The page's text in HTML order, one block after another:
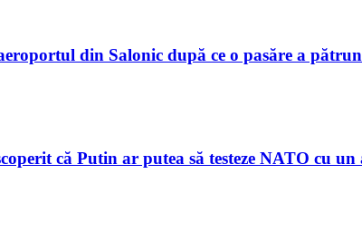
din Salonic după ce o pasăre a
că Putin ar putea să testeze NATO cu